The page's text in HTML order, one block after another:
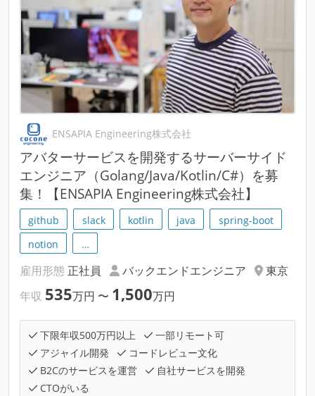
ENSAPIA Engineering株式会社
アバターサービスを開発するサーバーサイド
エンジニア（Golang/Java/Kotlin/C#）を募
集！【ENSAPIA Engineering株式会社】
github slack kotlin java
spring-boot
notion
…
雇用形態 正社員 バックエンドエンジニア
東京
年収 535万円 〜 1,500万円
下限年収500万円以上
一部リモート可
アジャイル開発
コードレビュー文化
B2Cのサービスを運営
自社サービスを開発
CTOがいる